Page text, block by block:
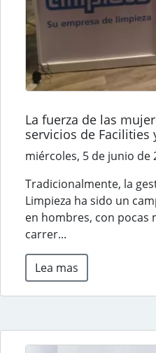
La fuerza de las
servicios de Facilities
miércoles, 5 de junio de
Tradicionalmente, la
Limpieza ha sido un
en hombres, con
carrer...
Lea mas